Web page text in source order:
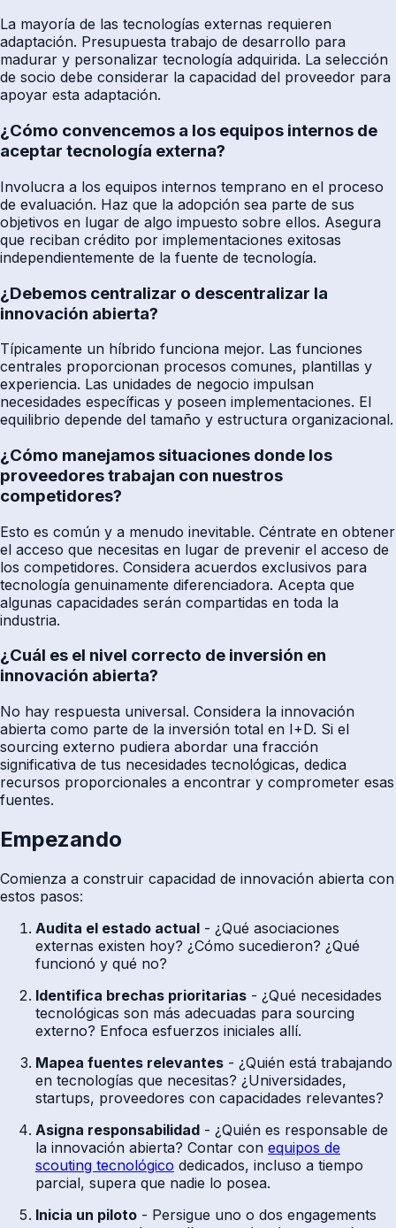
La mayoría de las tecnologías externas requieren
adaptación. Presupuesta trabajo de desarrollo para
madurar y personalizar tecnología adquirida. La selección
de socio debe considerar la capacidad del proveedor para
apoyar esta adaptación.
¿Cómo convencemos a los equipos internos de
aceptar tecnología externa?
Involucra a los equipos internos temprano en el proceso
de evaluación. Haz que la adopción sea parte de sus
objetivos en lugar de algo impuesto sobre ellos. Asegura
que reciban crédito por implementaciones exitosas
independientemente de la fuente de tecnología.
¿Debemos centralizar o descentralizar la
innovación abierta?
Típicamente un híbrido funciona mejor. Las funciones
centrales proporcionan procesos comunes, plantillas y
experiencia. Las unidades de negocio impulsan
necesidades específicas y poseen implementaciones. El
equilibrio depende del tamaño y estructura organizacional.
¿Cómo manejamos situaciones donde los
proveedores trabajan con nuestros
competidores?
Esto es común y a menudo inevitable. Céntrate en obtener
el acceso que necesitas en lugar de prevenir el acceso de
los competidores. Considera acuerdos exclusivos para
tecnología genuinamente diferenciadora. Acepta que
algunas capacidades serán compartidas en toda la
industria.
¿Cuál es el nivel correcto de inversión en
innovación abierta?
No hay respuesta universal. Considera la innovación
abierta como parte de la inversión total en I+D. Si el
sourcing externo pudiera abordar una fracción
significativa de tus necesidades tecnológicas, dedica
recursos proporcionales a encontrar y comprometer esas
fuentes.
Empezando
Comienza a construir capacidad de innovación abierta con
estos pasos:
Audita el estado actual - ¿Qué asociaciones
externas existen hoy? ¿Cómo sucedieron? ¿Qué
funcionó y qué no?
Identifica brechas prioritarias - ¿Qué necesidades
tecnológicas son más adecuadas para sourcing
externo? Enfoca esfuerzos iniciales allí.
Mapea fuentes relevantes - ¿Quién está trabajando
en tecnologías que necesitas? ¿Universidades,
startups, proveedores con capacidades relevantes?
Asigna responsabilidad - ¿Quién es responsable de
la innovación abierta? Contar con equipos de
scouting tecnológico dedicados, incluso a tiempo
parcial, supera que nadie lo posea.
Inicia un piloto - Persigue uno o dos engagements